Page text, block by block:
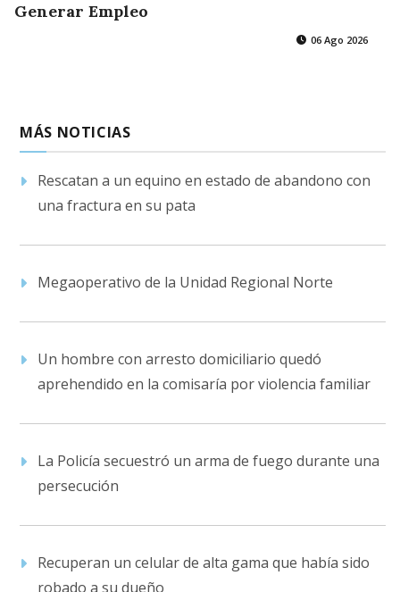
Generar Empleo
06 Ago 2026
MÁS NOTICIAS
Rescatan a un equino en estado de abandono con
una fractura en su pata
Megaoperativo de la Unidad Regional Norte
Un hombre con arresto domiciliario quedó
aprehendido en la comisaría por violencia familiar
La Policía secuestró un arma de fuego durante una
persecución
Recuperan un celular de alta gama que había sido
robado a su dueño